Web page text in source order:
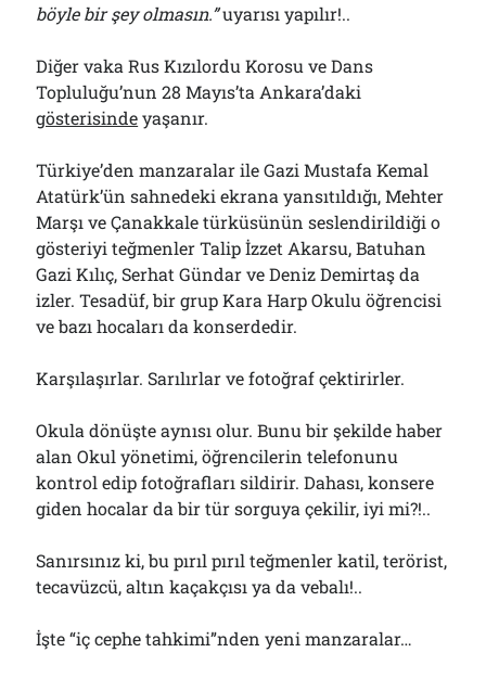
böyle bir şey olmasın.”uyarısı yapılır!..
Diğer vaka Rus Kızılordu Korosu ve Dans
Topluluğu’nun 28 Mayıs’ta Ankara’daki
gösterisindeyaşanır.
Türkiye’den manzaralar ile Gazi Mustafa Kemal
Atatürk’ün sahnedeki ekrana yansıtıldığı, Mehter
Marşı ve Çanakkale türküsünün seslendirildiği o
gösteriyi teğmenler Talip İzzet Akarsu, Batuhan
Gazi Kılıç, Serhat Gündar ve Deniz Demirtaş da
izler. Tesadüf, bir grup Kara Harp Okulu öğrencisi
ve bazı hocaları da konserdedir.
Karşılaşırlar. Sarılırlar ve fotoğraf çektirirler.
Okula dönüşte aynısı olur. Bunu bir şekilde haber
alan Okul yönetimi, öğrencilerin telefonunu
kontrol edip fotoğrafları sildirir. Dahası, konsere
giden hocalar da bir tür sorguya çekilir, iyi mi?!..
Sanırsınız ki, bu pırıl pırıl teğmenler katil, terörist,
tecavüzcü, altın kaçakçısı ya da vebalı!..
İşte “iç cephe tahkimi”nden yeni manzaralar…